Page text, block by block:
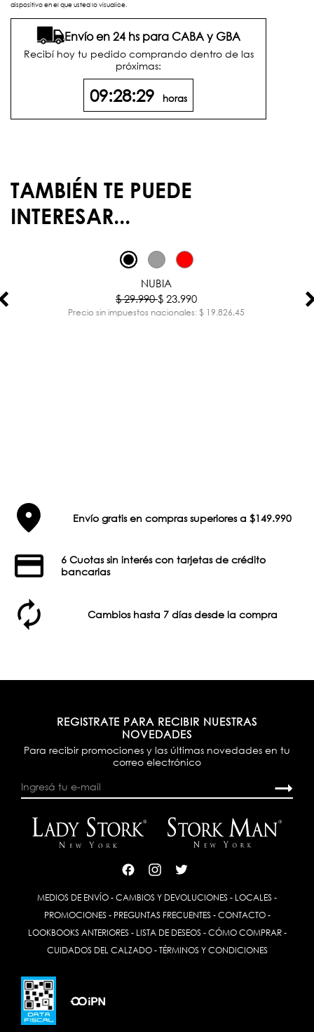
dispositivo en el que usted lo visualice.
Envío en 24 hs para CABA y GBA
Recibí hoy tu pedido comprando dentro de las
próximas:
09:28:29 horas
TAMBIÉN TE PUEDE
INTERESAR...
NUBIA
$ 29.990$ 23.990
Precio sin impuestos nacionales: $ 19.826,45
Envío gratis en compras superiores a $149.990
6 Cuotas sin interés con tarjetas de crédito
bancarias
Cambios hasta 7 días desde la compra
REGISTRATE PARA RECIBIR NUESTRAS
NOVEDADES
Para recibir promociones y las últimas novedades en tu
correo electrónico
MEDIOS DE ENVÍO - CAMBIOS Y DEVOLUCIONES - LOCALES -
PROMOCIONES- PREGUNTAS FRECUENTES- CONTACTO-
LOOKBOOKS ANTERIORES- LISTA DE DESEOS- CÓMO COMPRAR-
CUIDADOS DEL CALZADO- TÉRMINOS Y CONDICIONES